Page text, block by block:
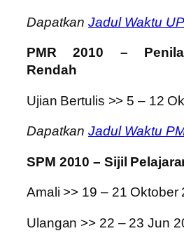
DapatkanJadul Waktu
PMR 2010 –
Rendah
Ujian Bertulis >> 5 – 12
DapatkanJadul Waktu
SPM 2010 – Sijil
Amali >> 19 – 21 Oktober
Ulangan >> 22 – 23 Jun